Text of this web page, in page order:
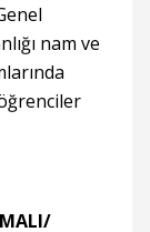
nam ve